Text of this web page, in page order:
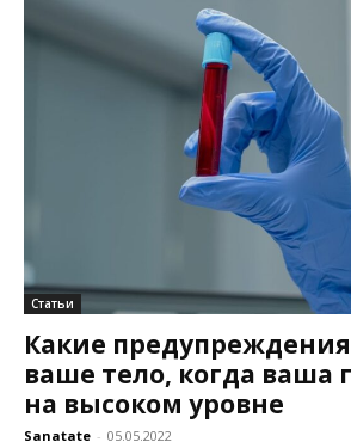
Статьи
Какие
ваше тело, когда ваша
на высоком уровне
Sanatate - 05.05.2022